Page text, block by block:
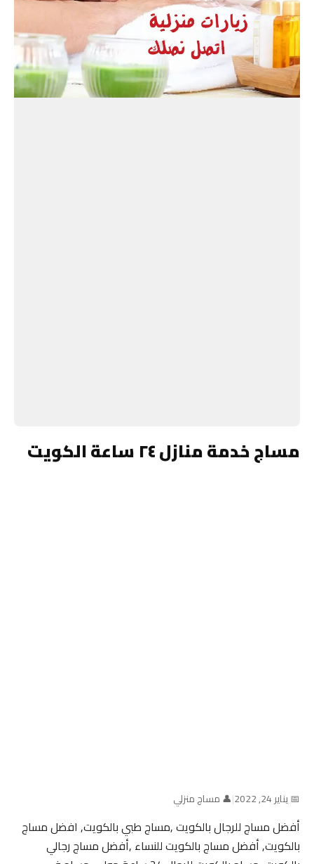
مساج خدمة منازل ٢٤ ساعة الكويت
📅 يناير 24, 2022 |👤 مساج منزلي
أفضل مساج للرجال بالكويت ,مساج طبي بالكويت, افضل مساج
بالكويت, أفضل مساج بالكويت للنساء ,أفضل مساج رجالي